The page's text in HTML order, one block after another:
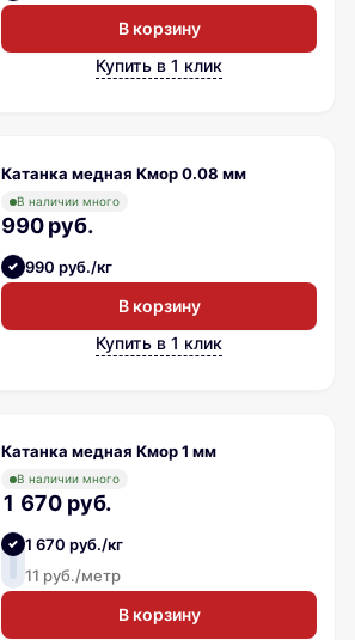
В корзину
Купить в 1 клик
Катанка медная Кмор 0.08 мм
В наличии много
990 руб.
990 руб./кг
В корзину
Купить в 1 клик
Катанка медная Кмор 1 мм
В наличии много
1 670 руб.
1 670 руб./кг
11 руб./метр
В корзину